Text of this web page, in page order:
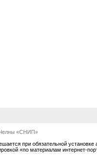
Челны «СНИП»
при обязательной установке
«по материалам интернет-